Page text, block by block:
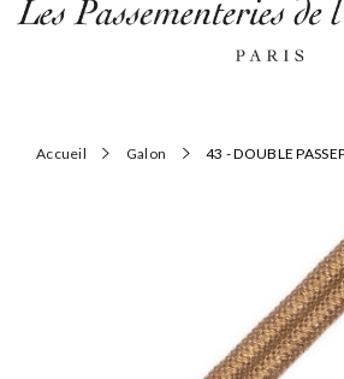
Accueil Galon 43 - DOUBLE